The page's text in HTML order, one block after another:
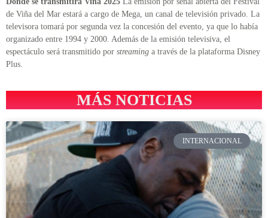
de Viña del Mar estará a cargo de Mega, un canal de televisión privado. La
televisora tomará por segunda vez la concesión del evento, ya que lo había
organizado entre 1994 y 2000. Además de la emisión televisiva, el
espectáculo será transmitido por streaming a través de la plataforma Disney
Plus.
MÁS NOTICIAS
INTERNACIONAL